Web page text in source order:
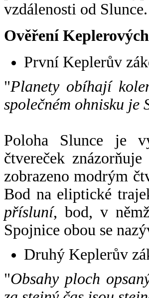
vzdálenosti od Slunce.
Ověření
První Keplerův
"Planety obíhají
společném ohnisku je
Poloha Slunce je
čtvereček
zobrazeno modrým
Bod na eliptické
přísluní, bod, v
Spojnice obou se
Druhý Keplerův
"Obsahy ploch